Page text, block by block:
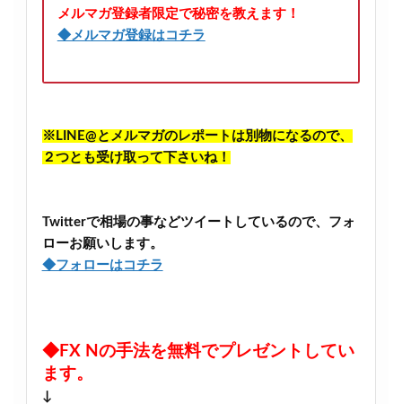
メルマガ登録者限定で秘密を教えます！
◆メルマガ登録はコチラ
※LINE@とメルマガのレポートは別物になるので、
２つとも受け取って下さいね！
Twitterで相場の事などツイートしているので、フォ
ローお願いします。
◆フォローはコチラ
◆FX Nの手法を無料でプレゼントしてい
ます。
↓